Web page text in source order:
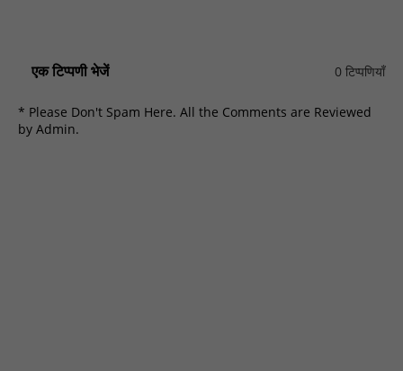
एक टिप्पणी भेजें 0 टिप्पणियाँ
* Please Don't Spam Here. All the Comments are Reviewed
by Admin.